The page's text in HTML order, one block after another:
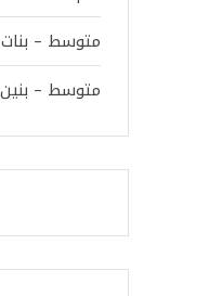
متوسط – بنات
متوسط – بنين